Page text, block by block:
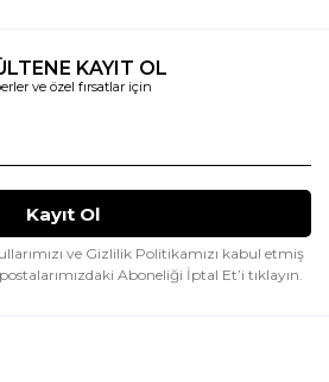
KAYIT OL
ve özel fırsatlar için
ve Gizlilik Politikamızı kabul etmiş
Aboneliği İptal Et’i tıklayın.